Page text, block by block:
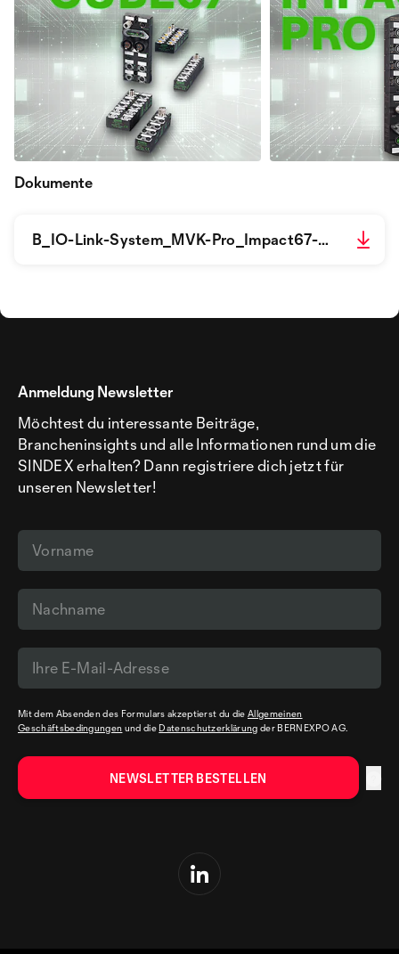
Dokumente
B_IO-Link-System_MVK-Pro_Impact67-Pro_09-21_EN-komprimiert.pdf
Anmeldung Newsletter
Möchtest du interessante Beiträge,
Brancheninsights und alle Informationen rund um die
SINDEX erhalten? Dann registriere dich jetzt für
unseren Newsletter!
Mit dem Absenden des Formulars akzeptierst du dieAllgemeinen
Geschäftsbedingungen und die Datenschutzerklärung der BERNEXPO AG.